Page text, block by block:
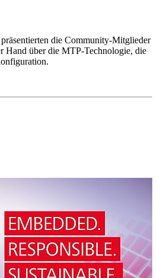
präsentierten die Community-Mitglieder
Hand über die MTP-Technologie, die